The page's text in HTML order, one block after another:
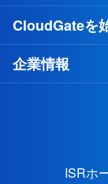
CloudGateを
企業情報
ISRホ